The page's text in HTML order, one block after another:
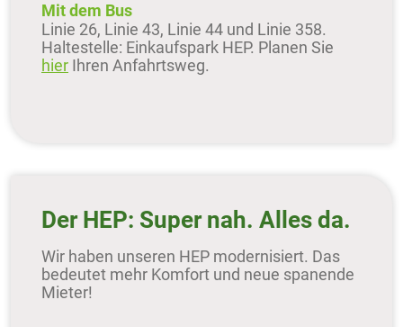
Mit dem Bus
Linie 26, Linie 43, Linie 44 und Linie 358.
Haltestelle: Einkaufspark HEP. Planen Sie
hier Ihren Anfahrtsweg.
Der HEP: Super nah. Alles da.
Wir haben unseren HEP modernisiert. Das
bedeutet mehr Komfort und neue spanende
Mieter!